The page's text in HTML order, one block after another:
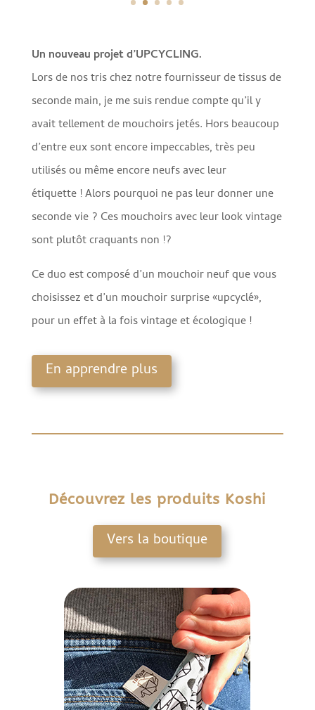
Un nouveau projet d’UPCYCLING.
Lors de nos tris chez notre fournisseur de tissus de
seconde main, je me suis rendue compte qu’il y
avait tellement de mouchoirs jetés. Hors beaucoup
d’entre eux sont encore impeccables, très peu
utilisés ou même encore neufs avec leur
étiquette !Alors pourquoi ne pas leur donner une
seconde vie ? Ces mouchoirs avec leur look vintage
sont plutôt craquants non !?
Ce duo est composé d’un mouchoir neuf que vous
choisissez et d’un mouchoir surprise «upcyclé»,
pour un effet à la fois vintage et écologique !
En apprendre plus
Découvrez les produits Koshi
Vers la boutique